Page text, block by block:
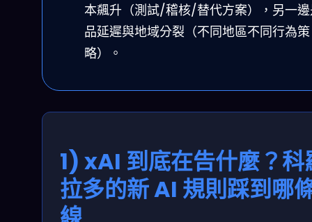
本飆升（測試/稽核/替代方案），另一
品延遲與地域分裂（不同地區不同行為策
略）。
1) xAI 到底在告什麼？科
拉多的新 AI 規則踩到哪